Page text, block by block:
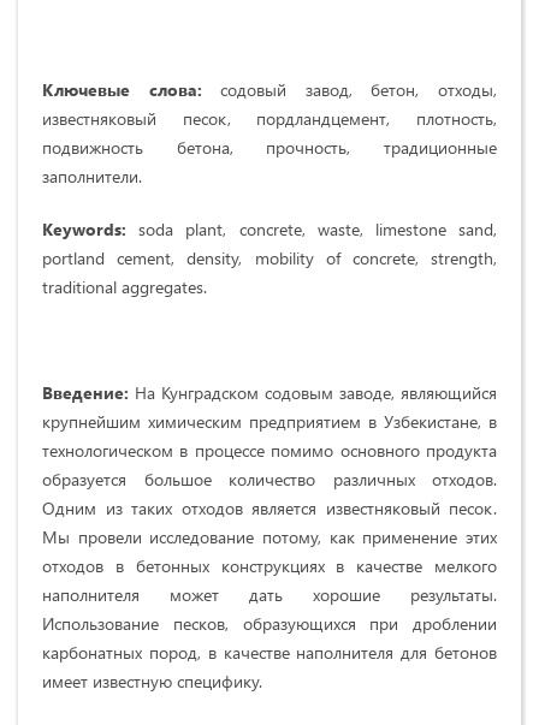
Ключевые слова: содовый завод, бетон, отходы,
известняковый песок, пордландцемент, плотность,
подвижность бетона, прочность, традиционные
заполнители.
Keywords: soda plant, concrete, waste, limestone sand,
portland cement, density, mobility of concrete, strength,
traditional aggregates.
Введение: На Кунградском содовым заводе, являющийся
крупнейшим химическим предприятием в Узбекистане, в
технологическом в процессе помимо основного продукта
образуется большое количество различных отходов.
Одним из таких отходов является известняковый песок.
Мы провели исследование потому, как применение этих
отходов в бетонных конструкциях в качестве мелкого
наполнителя может дать хорошие результаты.
Использование песков, образующихся при дроблении
карбонатных пород, в качестве наполнителя для бетонов
имеет известную специфику.